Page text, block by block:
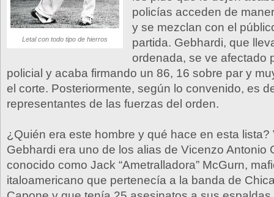
Letal con todo tipo de hierros
policías acceden de
y se mezclan con el
partida. Gebhardi, que
ordenada, se ve afectado
policial y acaba firmando un 86, 16 sobre par y
el corte. Posteriormente, según lo convenido, es
representantes de las fuerzas del orden.
¿Quién era este hombre y qué hace en esta lista?
Gebhardi era uno de los alias de Vicenzo Antonio
conocido como Jack “Ametralladora” McGurn,
italoamericano que pertenecía a la banda de